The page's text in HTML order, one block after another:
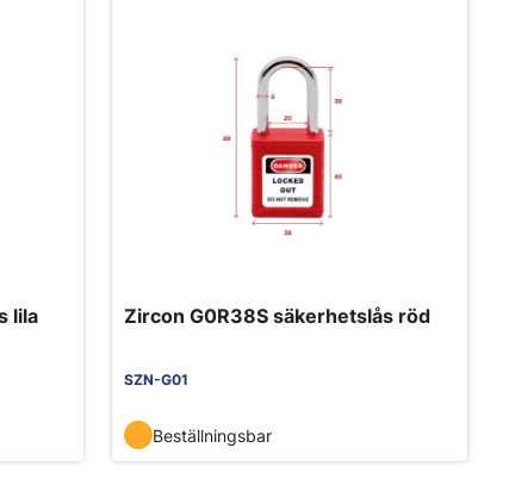
lila Zircon G0R38S säkerhetslås röd
SZN-G01
Beställningsbar